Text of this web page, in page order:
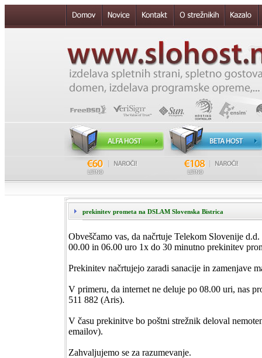
prekinitev prometa na DSLAM Slovenska Bistrica
Obveščamo vas, da načrtuje Telekom Slovenije
00.00 in 06.00 uro 1x do 30 minutno prekinitev
Prekinitev načrtujejo zaradi sanacije in zamenjave
V primeru, da internet ne deluje po 08.00 uri, nas
511 882 (Aris).
V času prekinitve bo poštni strežnik deloval
emailov).
Zahvaljujemo se za razumevanje.